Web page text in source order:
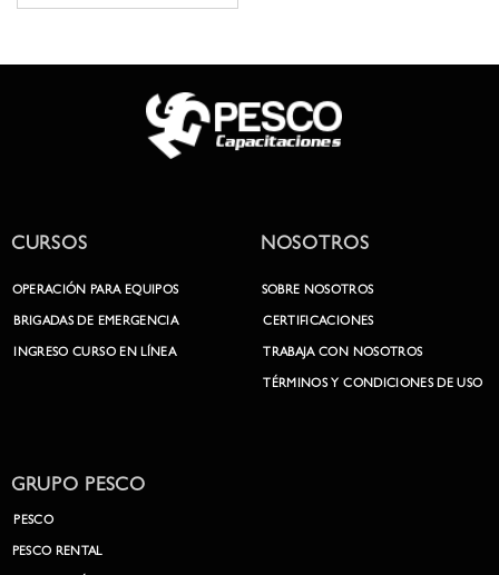
operación de una bomba
CURSOS
OPERACIÓN PARA EQUIPOS
BRIGADAS DE EMERGENCIA
INGRESO CURSO EN LÍNEA
NOSOTROS
SOBRE NOSOTROS
CERTIFICACIONES
TRABAJA CON NOSOTROS
TÉRMINOS Y CONDICIONES DE USO
GRUPO PESCO
PESCO
PESCO RENTAL